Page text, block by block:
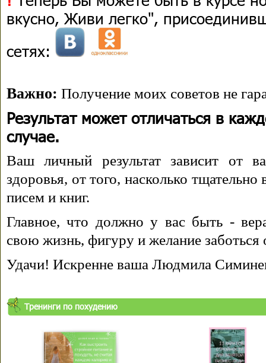
вкусно, Живи легко",
сетях:
Важно: Получение моих советов не
Результат может отличаться в
случае.
Ваш личный результат зависит от
здоровья, от того, насколько
писем и книг.
Главное, что должно у вас быть -
свою жизнь, фигуру и желание заботься
Удачи! Искренне ваша Людмила
Тренинги по похудению